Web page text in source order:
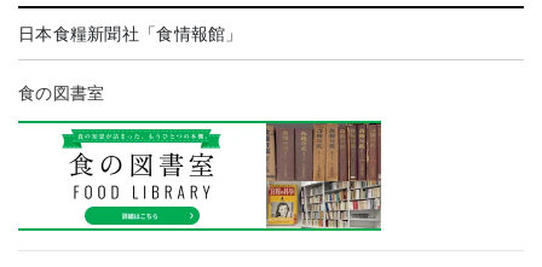
日本食糧新聞社「食情報館」
食の図書室